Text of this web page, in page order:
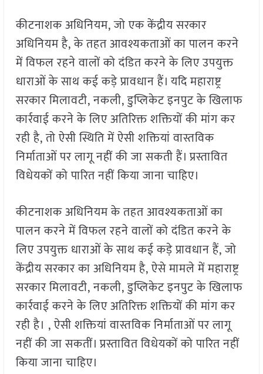
कीटनाशक अधिनियम, जो एक केंद्रीय सरकार
अधिनियम है, के तहत आवश्यकताओं का पालन करने
में विफल रहने वालों को दंडित करने के लिए उपयुक्त
धाराओं के साथ कई कड़े प्रावधान हैं। यदि महाराष्ट्र
सरकार मिलावटी, नकली, डुप्लिकेट इनपुट के खिलाफ
कार्रवाई करने के लिए अतिरिक्त शक्तियों की मांग कर
रही है, तो ऐसी स्थिति में ऐसी शक्तियां वास्तविक
निर्माताओं पर लागू नहीं की जा सकती हैं। प्रस्तावित
विधेयकों को पारित नहीं किया जाना चाहिए।
कीटनाशक अधिनियम के तहत आवश्यकताओं का
पालन करने में विफल रहने वालों को दंडित करने के
लिए उपयुक्त धाराओं के साथ कई कड़े प्रावधान हैं, जो
केंद्रीय सरकार का अधिनियम है, ऐसे मामले में महाराष्ट्र
सरकार मिलावटी, नकली, डुप्लिकेट इनपुट के खिलाफ
कार्रवाई करने के लिए अतिरिक्त शक्तियों की मांग कर
रही है। , ऐसी शक्तियां वास्तविक निर्माताओं पर लागू
नहीं की जा सकतीं। प्रस्तावित विधेयकों को पारित नहीं
किया जाना चाहिए।